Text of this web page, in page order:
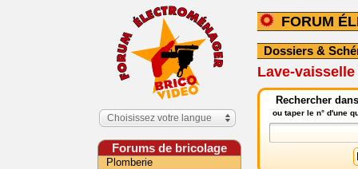
FORUM
Dossiers &
Lave-vaisselle
Rechercher
ou taper le n° d'une
Choisissez votre langue
Forums de bricolage
Plomberie